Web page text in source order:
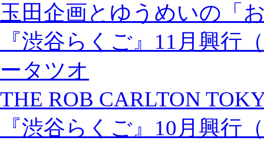
玉田企画とゆうめいの「
『渋谷らくご』11月興行
ータツオ
THE ROB CARLTON
『渋谷らくご』10月興行